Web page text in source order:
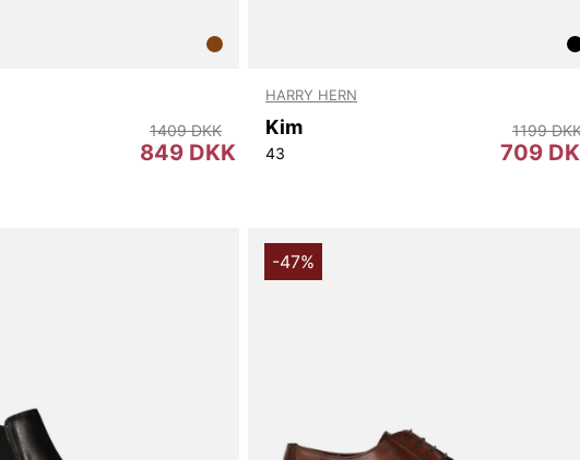
849 DKK
1409 DKK
HARRY HERN
Kim
43 709
1199
-47%